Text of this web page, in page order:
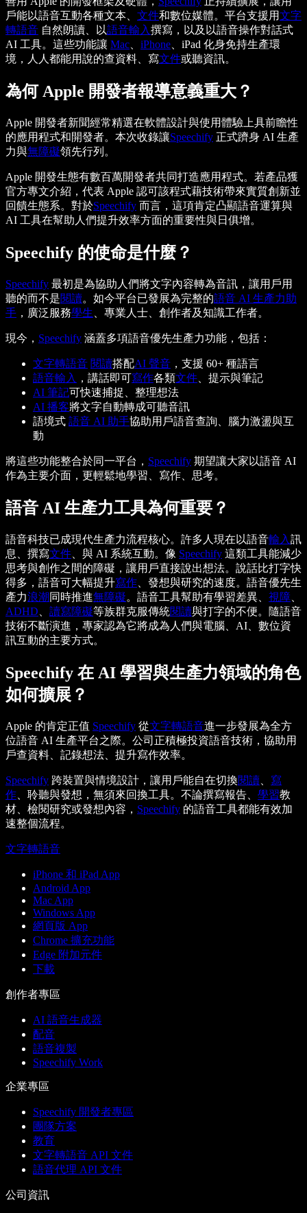
戶能以語音互動各種文本、 文件和數位媒體。平台支援用文字
轉語音 自然朗讀、以語音輸入撰寫，以及以語音操作對話式
AI 工具。這些功能讓 Mac、 iPhone、iPad 化身免持生產環
境，人人都能用說的查資料、寫文件或聽資訊。
為何 Apple 開發者報導意義重大？
Apple 開發者新聞經常精選在軟體設計與使用體驗上具前瞻性
的應用程式和開發者。本次收錄讓Speechify 正式躋身 AI 生產
力與無障礙領先行列。
Apple 開發生態有數百萬開發者共同打造應用程式。若產品獲
官方專文介紹，代表 Apple 認可該程式藉技術帶來實質創新並
回饋生態系。對於Speechify 而言，這項肯定凸顯語音運算與
AI 工具在幫助人們提升效率方面的重要性與日俱增。
Speechify 的使命是什麼？
Speechify 最初是為協助人們將文字內容轉為音訊，讓用戶用
聽的而不是閱讀。如今平台已發展為完整的語音 AI 生產力助
手 ，廣泛服務學生 、專業人士、創作者及知識工作者。
現今， Speechify 涵蓋多項語音優先生產力功能，包括：
文字轉語音 閱讀搭配AI 聲音 ，支援 60+ 種語言
語音輸入 ，講話即可寫作各類文件 、提示與筆記
AI 筆記可快速捕捉、整理想法
AI 播客將文字自動轉成可聽音訊
語境式 語音 AI 助手協助用戶語音查詢、腦力激盪與互
動
將這些功能整合於同一平台， Speechify 期望讓大家以語音 AI
作為主要介面，更輕鬆地學習、寫作、思考。
語音 AI 生產力工具為何重要？
語音科技已成現代生產力流程核心。許多人現在以語音輸入訊
息、撰寫文件 、與 AI 系統互動。像 Speechify 這類工具能減少
思考與創作之間的障礙，讓用戶直接說出想法。說話比打字快
得多，語音可大幅提升寫作 、發想與研究的速度。語音優先生
產力浪潮 同時推進無障礙。語音工具幫助有學習差異、 視障
ADHD
讀寫障礙等族群克服傳統閱讀與打字的不便。隨語音
技術不斷演進，專家認為它將成為人們與電腦、AI、數位資
訊互動的主要方式。
Speechify 在 AI 學習與生產力領域的角色
如何擴展？
Apple 的肯定正值 Speechify 從文字轉語音進一步發展為全方
位語音 AI 生產平台之際。公司正積極投資語音技術，協助用
戶查資料、記錄想法、提升寫作效率。
Speechify 跨裝置與情境設計，讓用戶能自在切換閱讀
寫
作 、聆聽與發想，無須來回換工具。不論撰寫報告、 學習教
材、檢閱研究或發想內容， Speechify 的語音工具都能有效加
速整個流程。
文字轉語音
iPhone 和 iPad App
Android App
Mac App
Windows App
網頁版 App
Chrome 擴充功能
Edge 附加元件
下載
創作者專區
AI 語音生成器
配音
語音複製
Speechify Work
企業專區
Speechify 開發者專區
團隊方案
教育
文字轉語音 API 文件
語音代理 API 文件
公司資訊